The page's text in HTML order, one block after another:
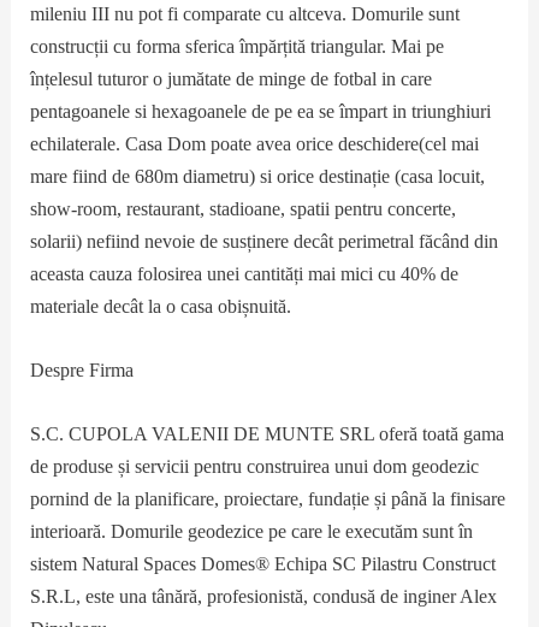
mileniu III nu pot fi comparate cu altceva. Domurile sunt
construcții cu forma sferica împărțită triangular. Mai pe
înțelesul tuturor o jumătate de minge de fotbal in care
pentagoanele si hexagoanele de pe ea se împart in triunghiuri
echilaterale. Casa Dom poate avea orice deschidere(cel mai
mare fiind de 680m diametru) si orice destinație (casa locuit,
show-room, restaurant, stadioane, spatii pentru concerte,
solarii) nefiind nevoie de susținere decât perimetral făcând din
aceasta cauza folosirea unei cantități mai mici cu 40% de
materiale decât la o casa obișnuită.
Despre Firma
S.C. CUPOLA VALENII DE MUNTE SRL oferă toată gama
de produse și servicii pentru construirea unui dom geodezic
pornind de la planificare, proiectare, fundație și până la finisare
interioară. Domurile geodezice pe care le executăm sunt în
sistem Natural Spaces Domes® Echipa SC Pilastru Construct
S.R.L, este una tânără, profesionistă, condusă de inginer Alex